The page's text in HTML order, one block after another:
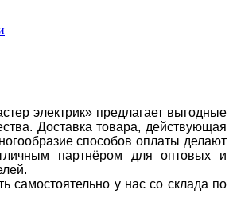
электрик» предлагает выгодные
Доставка товара, действующая
способов оплаты делают
партнёром для оптовых и
самостоятельно у нас со склада по